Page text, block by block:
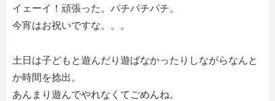
イェーイ！頑張った。パチパチパチ。
今宵はお祝いですな。。。
土日は子どもと遊んだり遊ばなかったりしながらなんと
か時間を捻出。
あんまり遊んでやれなくてごめんね。